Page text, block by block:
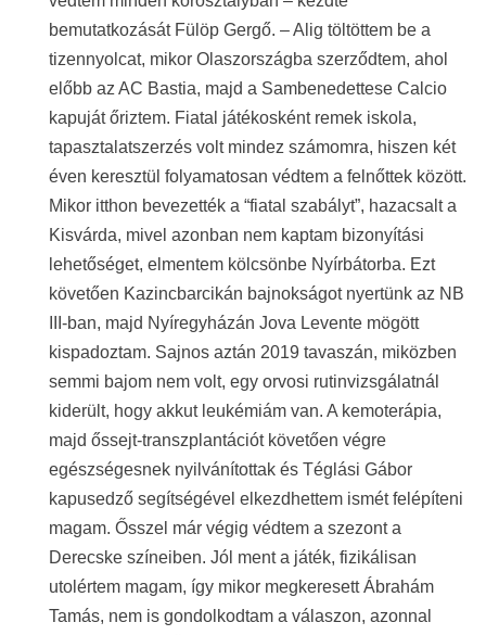
bemutatkozását Fülöp Gergő. – Alig töltöttem be a
tizennyolcat, mikor Olaszországba szerződtem, ahol
előbb az AC Bastia, majd a Sambenedettese Calcio
kapuját őriztem. Fiatal játékosként remek iskola,
tapasztalatszerzés volt mindez számomra, hiszen két
éven keresztül folyamatosan védtem a felnőttek között.
Mikor itthon bevezették a “fiatal szabályt”, hazacsalt a
Kisvárda, mivel azonban nem kaptam bizonyítási
lehetőséget, elmentem kölcsönbe Nyírbátorba. Ezt
követően Kazincbarcikán bajnokságot nyertünk az NB
III-ban, majd Nyíregyházán Jova Levente mögött
kispadoztam. Sajnos aztán 2019 tavaszán, miközben
semmi bajom nem volt, egy orvosi rutinvizsgálatnál
kiderült, hogy akkut leukémiám van. A kemoterápia,
majd őssejt-transzplantációt követően végre
egészségesnek nyilvánítottak és Téglási Gábor
kapusedző segítségével elkezdhettem ismét felépíteni
magam. Ősszel már végig védtem a szezont a
Derecske színeiben. Jól ment a játék, fizikálisan
utolértem magam, így mikor megkeresett Ábrahám
Tamás, nem is gondolkodtam a válaszon, azonnal